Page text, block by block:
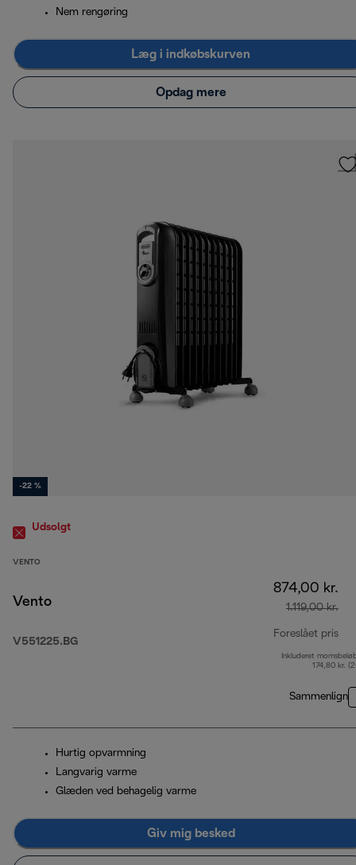
Nem rengøring
Læg i indkøbskurven
Opdag mere
-22 %
Udsolgt
VENTO
Vento
V551225.BG
874,00 kr.
1.119,00 kr.
Foreslået pris
Inkluderet
174,80 kr.
Sammenlign
Hurtig opvarmning
Langvarig varme
Glæden ved behagelig varme
Giv mig besked